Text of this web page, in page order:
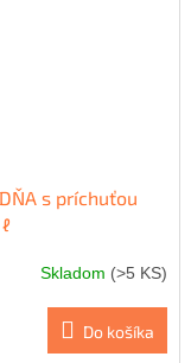
s príchuťou
Skladom (>5 KS)
Do košíka